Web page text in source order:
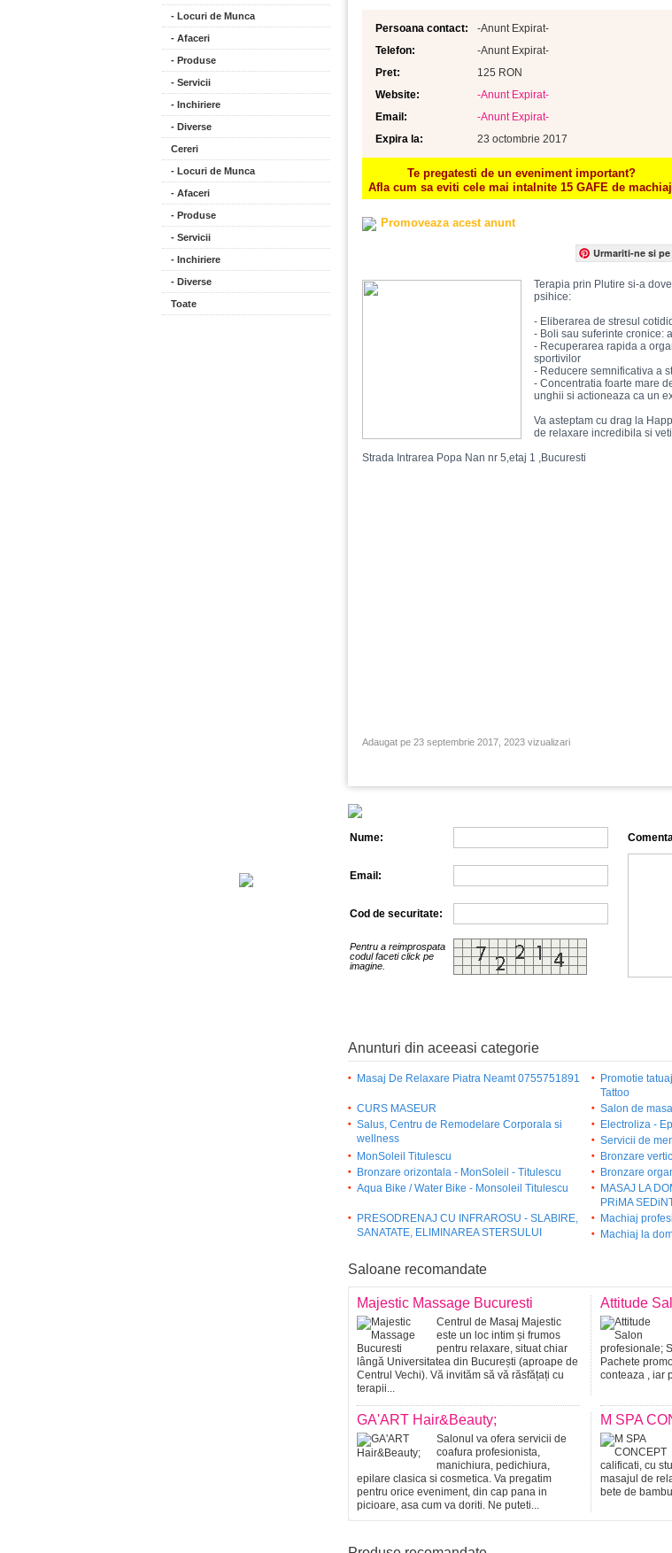
- Locuri de Munca
- Afaceri
- Produse
- Servicii
- Inchiriere
- Diverse
Cereri
- Locuri de Munca
- Afaceri
- Produse
- Servicii
- Inchiriere
- Diverse
Toate
Persoana contact:
-Anunt Expirat-
Telefon:
-Anunt Expirat-
Pret:
125 RON
Website:
-Anunt Expirat-
Email:
-Anunt Expirat-
Expira la:
23 octombrie 2017
Te pregatesti de un eveniment important?
Afla cum sa eviti cele mai intalnite 15 GAFE de
Promoveaza acest anunt
Urmariti-ne si
Terapia prin Plutire si-a
psihice:
- Eliberarea de stresul
- Boli sau suferinte cronice:
- Recuperarea rapida a
sportivilor
- Reducere semnificativa a
- Concentratia foarte mare
unghii si actioneaza ca un
Va asteptam cu drag la
de relaxare incredibila si
Strada Intrarea Popa Nan nr 5,etaj 1 ,Bucuresti
Adaugat pe 23 septembrie 2017, 2023 vizualizari
Nume:
Email:
Cod de securitate:
Pentru a reimprospata
codul faceti click pe
imagine.
Anunturi din aceeasi categorie
Masaj De Relaxare Piatra Neamt 0755751891
Promotie
Tattoo
CURS MASEUR
Salon de
Salus, Centru de Remodelare Corporala si
wellness
Electroliza -
Servicii de
MonSoleil Titulescu
Bronzare
Bronzare orizontala - MonSoleil - Titulescu
Bronzare
Aqua Bike / Water Bike - Monsoleil Titulescu
MASAJ LA
PRiMA
PRESODRENAJ CU INFRAROSU - SLABIRE,
SANATATE, ELIMINAREA STERSULUI
Machiaj
Machiaj la
Saloane recomandate
Majestic Massage Bucuresti
Centrul de Masaj Majestic
este un loc intim și frumos
pentru relaxare, situat chiar
lângă Universitatea din București (aproape de
Centrul Vechi). Vă invităm să vă răsfățați cu
terapii...
Attitude
profesionale;
Pachete
conteaza , iar
GA'ART Hair&Beauty;
Salonul va ofera servicii de
coafura profesionista,
manichiura, pedichiura,
epilare clasica si cosmetica. Va pregatim
pentru orice eveniment, din cap pana in
picioare, asa cum va doriti. Ne puteti...
M SPA
calificati, cu
masajul de
bete de